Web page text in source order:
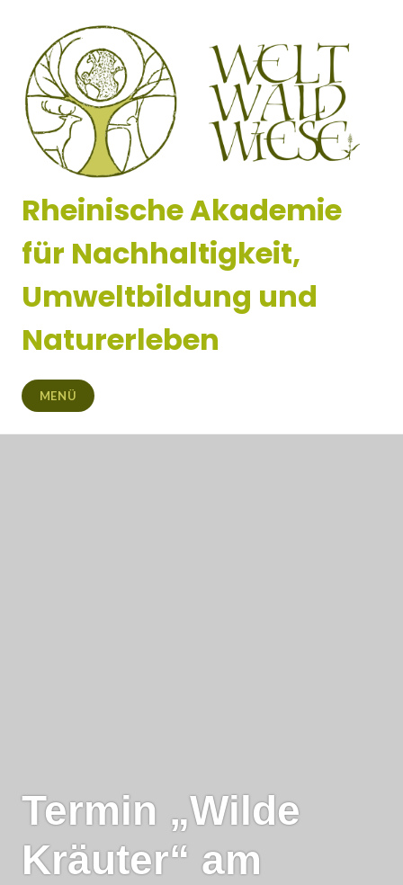
springen
Rheinische Akademie
für Nachhaltigkeit,
Umweltbildung und
Naturerleben
MENÜ
Termin „Wilde
Kräuter“ am